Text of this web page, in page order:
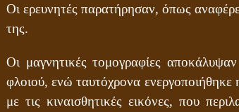
Οι ερευνητές παρατήρησαν, όπως
της.
Οι μαγνητικές τομογραφίες
φλοιού, ενώ ταυτόχρονα
με τις κιναισθητικές εικόνες, που